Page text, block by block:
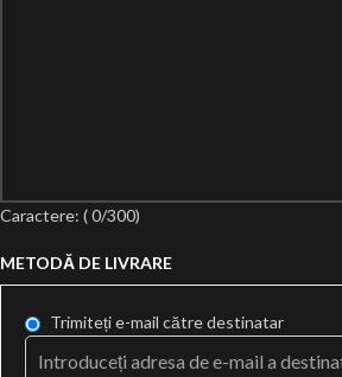
Caractere: (0/300)
METODĂ DE LIVRARE
Trimiteți e-mail către destinatar